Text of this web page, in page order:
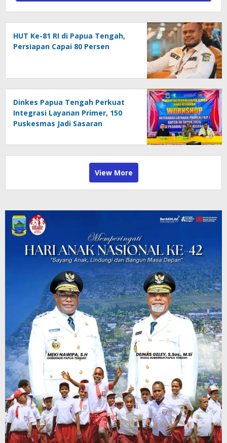
HUT Ke-81 RI di Papua Tengah,
Persiapan Capai 80 Persen
Dinkes Papua Tengah Perkuat
Integrasi Layanan Primer, 150
Puskesmas Jadi Sasaran
View More